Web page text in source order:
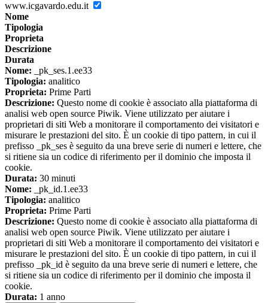
www.icgavardo.edu.it
Nome
Tipologia
Proprieta
Descrizione
Durata
Nome: _pk_ses.1.ee33
Tipologia: analitico
Proprieta: Prime Parti
Descrizione: Questo nome di cookie è associato alla piattaforma di
analisi web open source Piwik. Viene utilizzato per aiutare i
proprietari di siti Web a monitorare il comportamento dei visitatori e
misurare le prestazioni del sito. È un cookie di tipo pattern, in cui il
prefisso _pk_ses è seguito da una breve serie di numeri e lettere, che
si ritiene sia un codice di riferimento per il dominio che imposta il
cookie.
Durata: 30 minuti
Nome: _pk_id.1.ee33
Tipologia: analitico
Proprieta: Prime Parti
Descrizione: Questo nome di cookie è associato alla piattaforma di
analisi web open source Piwik. Viene utilizzato per aiutare i
proprietari di siti Web a monitorare il comportamento dei visitatori e
misurare le prestazioni del sito. È un cookie di tipo pattern, in cui il
prefisso _pk_id è seguito da una breve serie di numeri e lettere, che
si ritiene sia un codice di riferimento per il dominio che imposta il
cookie.
Durata: 1 anno